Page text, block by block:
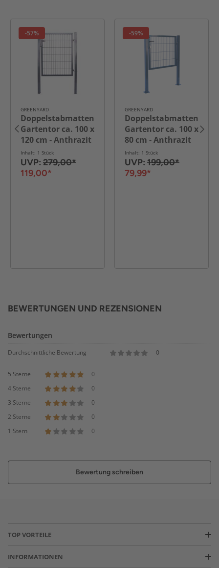
-57%
GREENYARD
Doppelstabmatten
Gartentor ca. 100 x
120 cm - Anthrazit
Inhalt: 1 Stück
UVP: 279,00*
119,00*
-59%
GREENYARD
Doppelstabmatten
Gartentor ca. 100 x
80 cm - Anthrazit
Inhalt: 1 Stück
UVP: 199,00*
79,99*
BEWERTUNGEN UND REZENSIONEN
Bewertungen
Durchschnittliche Bewertung 0
5 Sterne
0
4 Sterne
0
3 Sterne
0
2 Sterne
0
1 Stern
0
Bewertung schreiben
TOP VORTEILE
INFORMATIONEN